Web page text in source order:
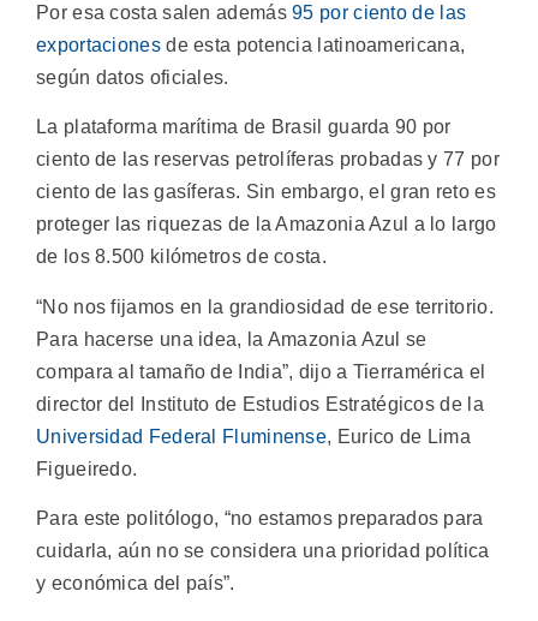
Por esa costa salen además95 por ciento de las
exportacionesde esta potencia latinoamericana,
según datos oficiales.
La plataforma marítima de Brasil guarda 90 por
ciento de las reservas petrolíferas probadas y 77 por
ciento de las gasíferas. Sin embargo, el gran reto es
proteger las riquezas de la Amazonia Azul a lo largo
de los 8.500 kilómetros de costa.
“No nos fijamos en la grandiosidad de ese territorio.
Para hacerse una idea, la Amazonia Azul se
compara al tamaño de India”, dijo a Tierramérica el
director del Instituto de Estudios Estratégicos de la
Universidad Federal Fluminense, Eurico de Lima
Figueiredo.
Para este politólogo, “no estamos preparados para
cuidarla, aún no se considera una prioridad política
y económica del país”.